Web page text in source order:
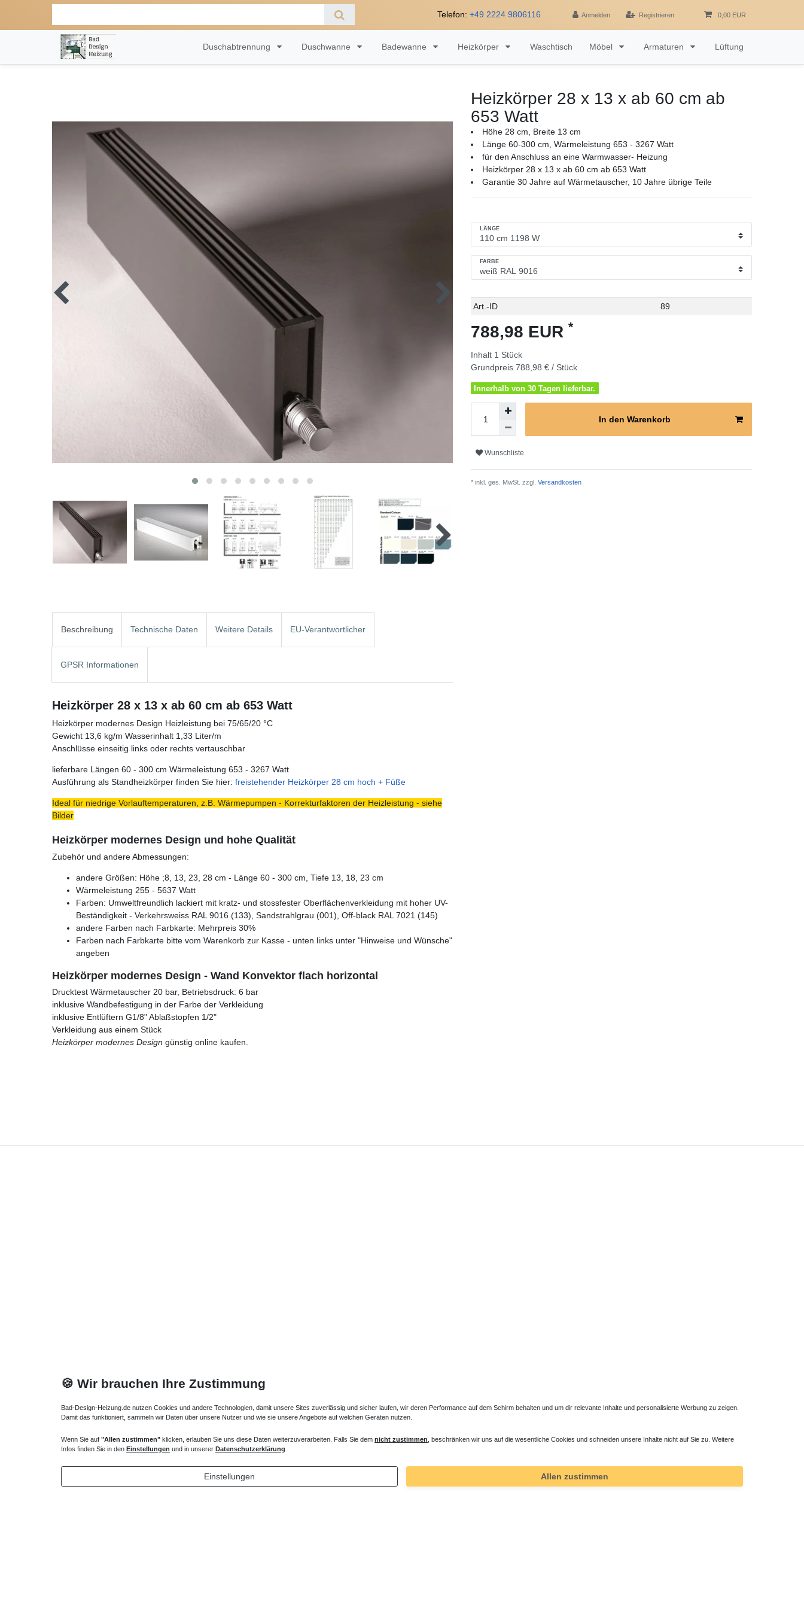
Telefon: +49 2224 9806116 Anmelden Registrieren 0,00 EUR
Duschabtrennung Duschwanne Badewanne Heizkörper Waschtisch Möbel Armaturen Lüftung
Heizkörper 28 x 13 x ab 60 cm ab
653 Watt
Höhe 28 cm, Breite 13 cm
Länge 60-300 cm, Wärmeleistung 653 - 3267 Watt
für den Anschluss an eine Warmwasser- Heizung
Heizkörper 28 x 13 x ab 60 cm ab 653 Watt
Garantie 30 Jahre auf Wärmetauscher, 10 Jahre übrige Teile
LÄNGE
FARBE
Technisches
Wert
Art.-ID 89
788,98 EUR *
Inhalt 1 Stück
Grundpreis 788,98 € / Stück
Innerhalb von 30 Tagen lieferbar.
In den Warenkorb
Wunschliste
* inkl. ges. MwSt. zzgl. Versandkosten
Beschreibung Technische Daten Weitere Details EU-Verantwortlicher
GPSR Informationen
Heizkörper 28 x 13 x ab 60 cm ab 653 Watt
Heizkörper modernes Design Heizleistung bei 75/65/20 °C
Gewicht 13,6 kg/m Wasserinhalt 1,33 Liter/m
Anschlüsse einseitig links oder rechts vertauschbar
lieferbare Längen 60 - 300 cm Wärmeleistung 653 - 3267 Watt
Ausführung als Standheizkörper finden Sie hier: freistehender Heizkörper 28 cm hoch + Füße
Ideal für niedrige Vorlauftemperaturen, z.B. Wärmepumpen - Korrekturfaktoren der Heizleistung - siehe
Bilder
Heizkörper modernes Design und hohe Qualität
Zubehör und andere Abmessungen:
andere Größen: Höhe ;8, 13, 23, 28 cm - Länge 60 - 300 cm, Tiefe 13, 18, 23 cm
Wärmeleistung 255 - 5637 Watt
Farben: Umweltfreundlich lackiert mit kratz- und stossfester Oberflächenverkleidung mit hoher UV-
Beständigkeit - Verkehrsweiss RAL 9016 (133), Sandstrahlgrau (001), Off-black RAL 7021 (145)
andere Farben nach Farbkarte: Mehrpreis 30%
Farben nach Farbkarte bitte vom Warenkorb zur Kasse - unten links unter "Hinweise und Wünsche"
angeben
Heizkörper modernes Design - Wand Konvektor flach horizontal
Drucktest Wärmetauscher 20 bar, Betriebsdruck: 6 bar
inklusive Wandbefestigung in der Farbe der Verkleidung
inklusive Entlüftern G1/8" Ablaßstopfen 1/2"
Verkleidung aus einem Stück
Heizkörper modernes Design günstig online kaufen.
Heizkörper Ventil
135,00 € *
🍪 Wir brauchen Ihre Zustimmung
Bad-Design-Heizung.de nutzen Cookies und andere Technologien, damit unsere Sites zuverlässig und sicher laufen, wir deren Performance auf dem Schirm behalten und um dir relevante Inhalte und personalisierte Werbung zu zeigen.
Damit das funktioniert, sammeln wir Daten über unsere Nutzer und wie sie unsere Angebote auf welchen Geräten nutzen.
Wenn Sie auf "Allen zustimmen" klicken, erlauben Sie uns diese Daten weiterzuverarbeiten. Falls Sie dem nicht zustimmen , beschränken wir uns auf die wesentliche Cookies und schneiden unsere Inhalte nicht auf Sie zu. Weitere
Infos finden Sie in den Einstellungen und in unserer Datenschutzerklärung
Einstellungen Allen zustimmen